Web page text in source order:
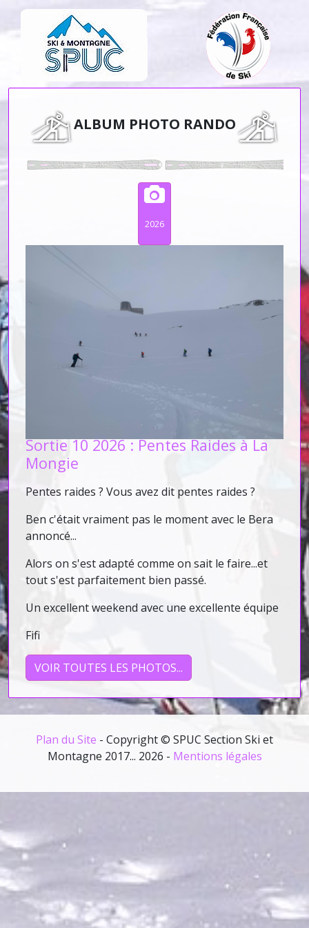
ALBUM PHOTO RANDO
2026
Sortie 10 2026 : Pentes Raides à La
Mongie
Pentes raides ? Vous avez dit pentes raides ?
Ben c'était vraiment pas le moment avec le Bera
annoncé...
Alors on s'est adapté comme on sait le faire...et
tout s'est parfaitement bien passé.
Un excellent weekend avec une excellente équipe
Fifi
VOIR TOUTES LES PHOTOS...
Plan du Site - Copyright © SPUC Section Ski et
Montagne 2017... 2026 - Mentions légales